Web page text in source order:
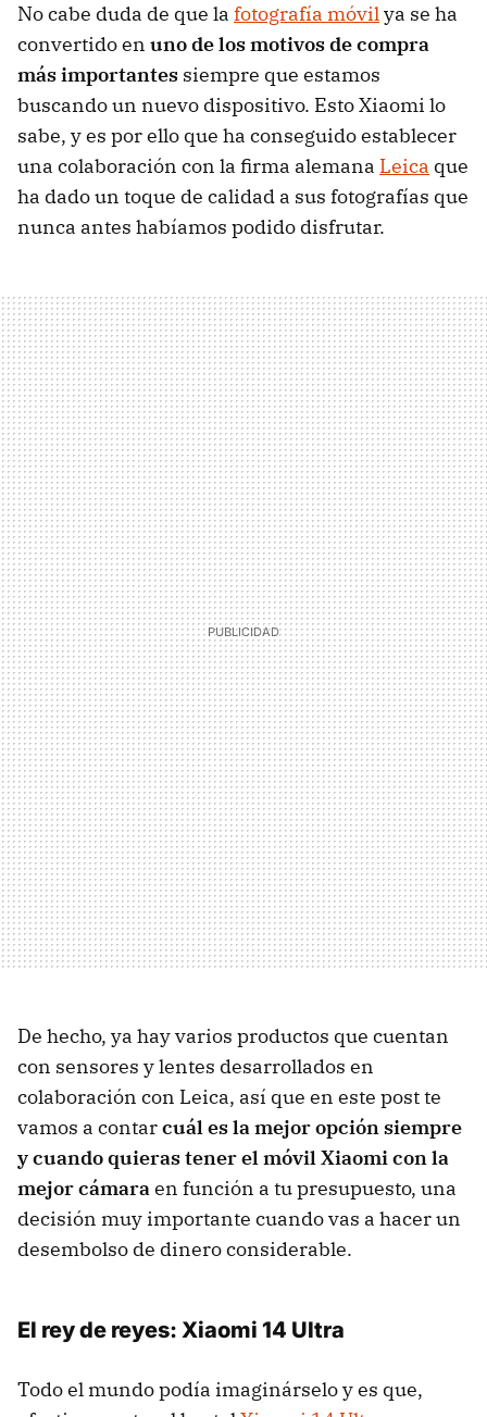
No cabe duda de que la fotografía móvilya se ha
convertido en uno de los motivos de compra
más importantes siempre que estamos
buscando un nuevo dispositivo. Esto Xiaomi lo
sabe, y es por ello que ha conseguido establecer
una colaboración con la firma alemana Leica que
ha dado un toque de calidad a sus fotografías que
nunca antes habíamos podido disfrutar.
De hecho, ya hay varios productos que cuentan
con sensores y lentes desarrollados en
colaboración con Leica, así que en este post te
vamos a contarcuál es la mejor opción siempre
y cuando quieras tener el móvil Xiaomi con la
mejor cámaraen función a tu presupuesto, una
decisión muy importante cuando vas a hacer un
desembolso de dinero considerable.
El rey de reyes: Xiaomi 14 Ultra
Todo el mundo podía imaginárselo y es que,